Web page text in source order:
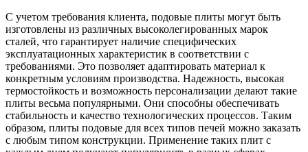
С учетом требования клиента, подовые плиты могут быть
изготовлены из различных высоколегированных марок
сталей, что гарантирует наличие специфических
эксплуатационных характеристик в соответствии с
требованиями. Это позволяет адаптировать материал к
конкретным условиям производства. Надежность, высокая
термостойкость и возможность персонализации делают такие
плиты весьма популярными. Они способны обеспечивать
стабильность и качество технологических процессов. Таким
образом, плиты подовые для всех типов печей можно заказать
с любым типом конструкции. Применение таких плит с